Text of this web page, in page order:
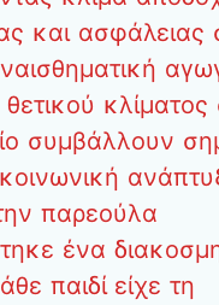
και ασφάλειας
θετικού κλίματος
συμβάλλουν
παρεούλα
ένα
παιδί είχε τη